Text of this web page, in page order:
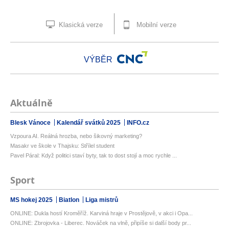
Klasická verze Mobilní verze
VÝBĚR
Aktuálně
Blesk Vánoce Kalendář svátků 2025 INFO.cz
Vzpoura AI. Reálná hrozba, nebo šikovný marketing?
Masakr ve škole v Thajsku: Střílel student
Pavel Páral: Když politici staví byty, tak to dost stojí a moc rychle ...
Sport
MS hokej 2025 Biatlon Liga mistrů
ONLINE: Dukla hostí Kroměříž. Karviná hraje v Prostějově, v akci i Opa...
ONLINE: Zbrojovka - Liberec. Nováček na vlně, připíše si další body pr...